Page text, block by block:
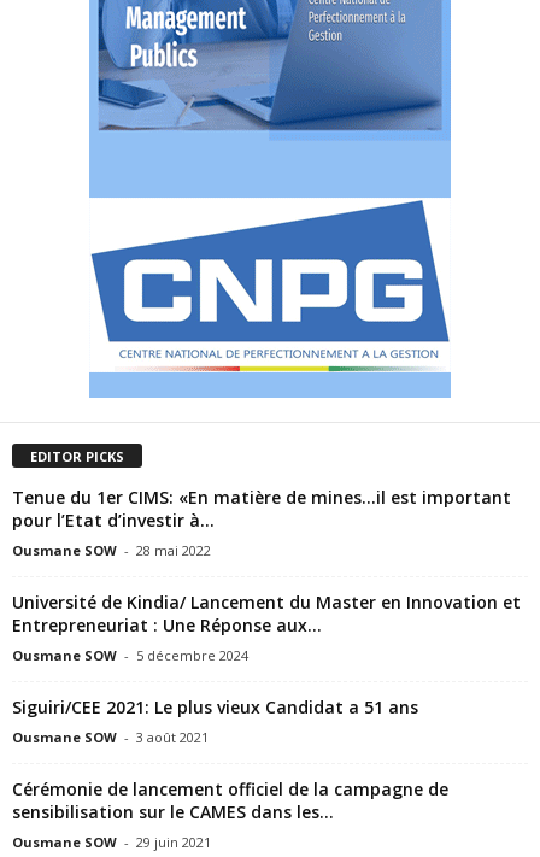
EDITOR PICKS
Tenue du 1er CIMS: «En matière de mines…il est important
pour l’Etat d’investir à...
Ousmane SOW - 28 mai 2022
Université de Kindia/ Lancement du Master en Innovation et
Entrepreneuriat : Une Réponse aux...
Ousmane SOW - 5 décembre 2024
Siguiri/CEE 2021: Le plus vieux Candidat a 51 ans
Ousmane SOW - 3 août 2021
Cérémonie de lancement officiel de la campagne de
sensibilisation sur le CAMES dans les...
Ousmane SOW - 29 juin 2021